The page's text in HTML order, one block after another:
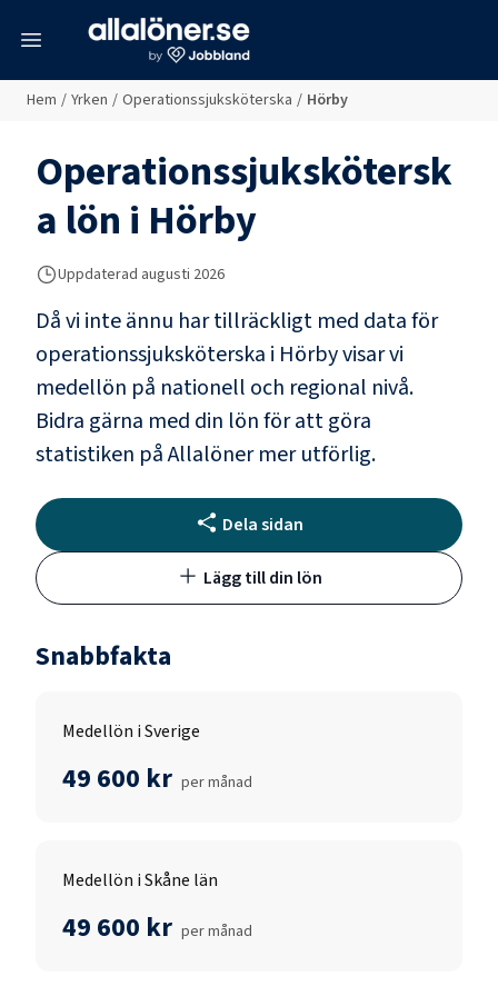
Hem / Yrken / Operationssjuksköterska / Hörby
Operationssjukskötersk
a lön i Hörby
Uppdaterad augusti 2026
Då vi inte ännu har tillräckligt med data för
operationssjuksköterska i Hörbyvisar vi
medellön på nationell och regional nivå.
Bidra gärna med din lön för att göra
statistiken på Allalöner mer utförlig.
Dela sidan
Lägg till din lön
Snabbfakta
Medellön i Sverige
49 600 kr per månad
Medellön i Skåne län
49 600 kr per månad